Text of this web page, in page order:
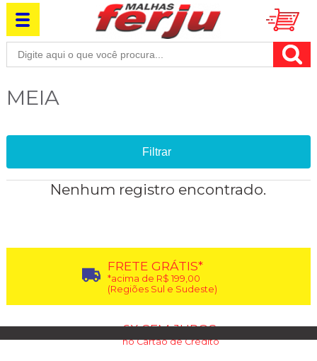
MEIA
Filtrar
Nenhum registro encontrado.
FRETE GRÁTIS*
*acima de R$ 199,00
(Regiões Sul e Sudeste)
6X SEM JUROS
no Cartão de Crédito